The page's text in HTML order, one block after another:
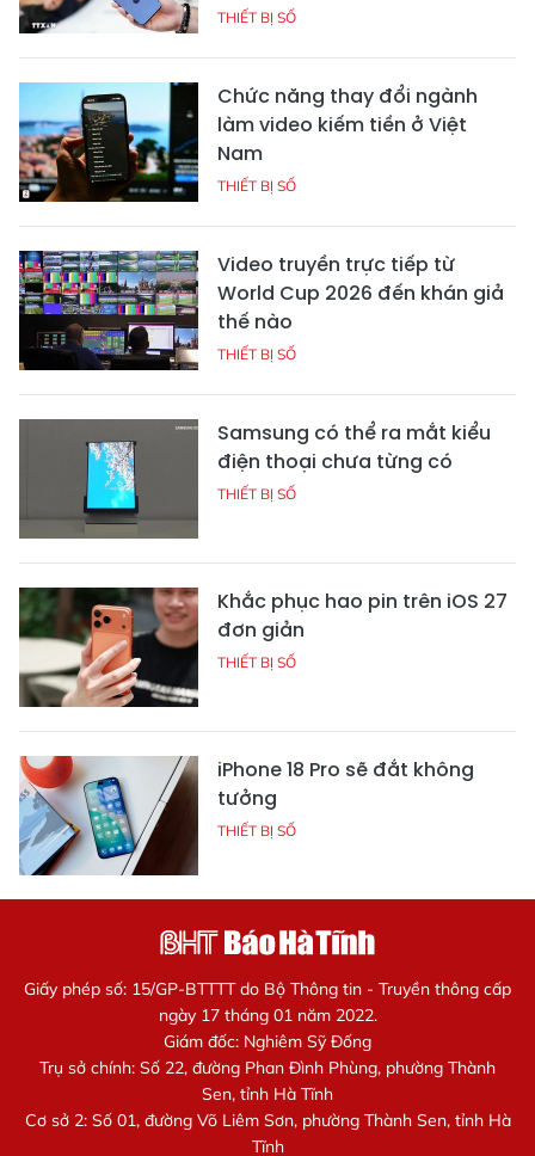
THIẾT BỊ SỐ
Chức năng thay đổi ngành
làm video kiếm tiền ở Việt
Nam
THIẾT BỊ SỐ
Video truyền trực tiếp từ
World Cup 2026 đến khán giả
thế nào
THIẾT BỊ SỐ
Samsung có thể ra mắt kiểu
điện thoại chưa từng có
THIẾT BỊ SỐ
Khắc phục hao pin trên iOS 27
đơn giản
THIẾT BỊ SỐ
iPhone 18 Pro sẽ đắt không
tưởng
THIẾT BỊ SỐ
Giấy phép số: 15/GP-BTTTT do Bộ Thông tin - Truyền thông cấp
ngày 17 tháng 01 năm 2022.
Giám đốc: Nghiêm Sỹ Đống
Trụ sở chính: Số 22, đường Phan Đình Phùng, phường Thành
Sen, tỉnh Hà Tĩnh
Cơ sở 2: Số 01, đường Võ Liêm Sơn, phường Thành Sen, tỉnh Hà
Tĩnh